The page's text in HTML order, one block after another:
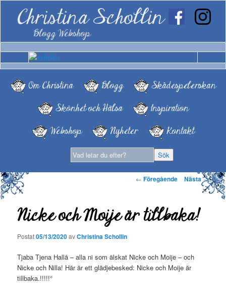
Christina Schollin
Blogg Webshop
Om Christina Blogg
Skådespelerskan
Skönhet och Hälsa
Inspiration
Webshop
Nyheter Kontakt
Inläggsnavigering
← Föregående Nästa→
Nicke och Moije är tillbaka!
Postat05/13/2020avChristina Schollin
Tjaba Tjena Hallå – alla ni som älskat Nicke och Moije – och
Nicke och Nilla! Här är ett glädjebesked: Nicke och Moije är
tillbaka.!!!!!°